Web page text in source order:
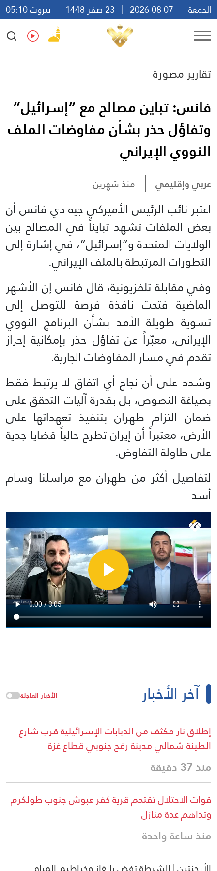
الجمعة
بيروت 05:10
Ar
En Fr Es
تقارير مصورة
فانس: تباين مصالح مع “إسرائيل”
وتفاؤل حذر بشأن مفاوضات الملف
النووي الإيراني
عربي وإقليمي منذ شهرين
اعتبر نائب الرئيس الأميركي جيه دي فانس أن
بعض الملفات تشهد تبايناً في المصالح بين
الولايات المتحدة و”إسرائيل”، في إشارة إلى
التطورات المرتبطة بالملف الإيراني.
وفي مقابلة تلفزيونية، قال فانس إن الأشهر
الماضية فتحت نافذة فرصة للتوصل إلى
تسوية طويلة الأمد بشأن البرنامج النووي
الإيراني، معبّراً عن تفاؤل حذر بإمكانية إحراز
تقدم في مسار المفاوضات الجارية.
وشدد على أن نجاح أي اتفاق لا يرتبط فقط
بصياغة النصوص، بل بقدرة آليات التحقق على
ضمان التزام طهران بتنفيذ تعهداتها على
الأرض، معتبراً أن إيران تطرح حالياً قضايا جدية
على طاولة التفاوض.
لتفاصيل أكثر من طهران مع مراسلنا وسام
أسد
آخر الأخبار الأخبار العاجلة
إطلاق نار مكثف من الدبابات الإسرائيلية قرب شارع
الطينة شمالي مدينة رفح جنوبي قطاع غزة
منذ 37 دقيقة
قوات الاحتلال تقتحم قرية كفر عبوش جنوب طولكرم
وتداهم عدة منازل
منذ ساعة واحدة